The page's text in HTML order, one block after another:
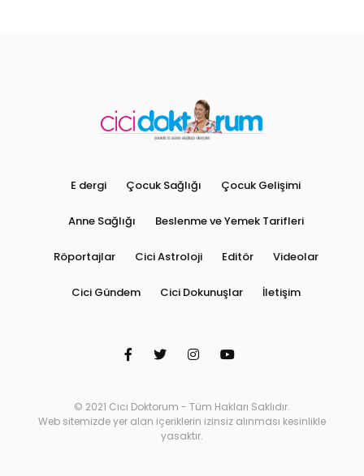
E dergi Çocuk Sağlığı Çocuk Gelişimi
Anne Sağlığı Beslenme ve Yemek Tarifleri
Röportajlar Cici Astroloji Editör Videolar
Cici Gündem Cici Dokunuşlar İletişim
© 2021 Cici Doktorum - Tüm Hakları Saklıdır.
Web sitemizde yer alan içeriklerin izinsiz alınması kesinlikle
yasaktır.